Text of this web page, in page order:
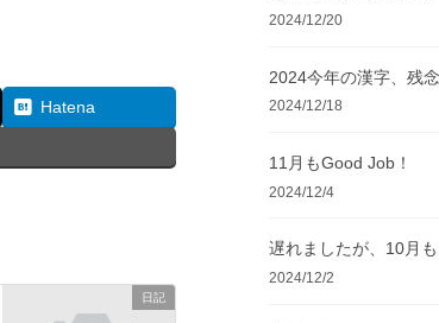
Hatena
日記
2024/12/20
2024今年の漢字、残念
2024/12/18
11月もGood Job！
2024/12/4
遅れましたが、10月も
2024/12/2